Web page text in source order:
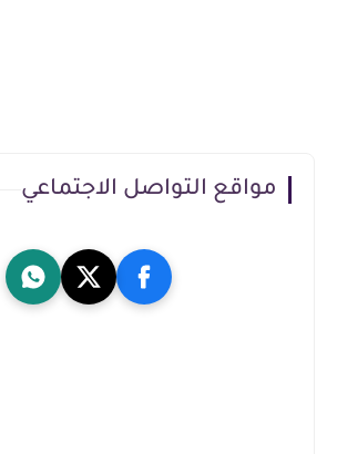
مواقع التواصل الاجتماعي